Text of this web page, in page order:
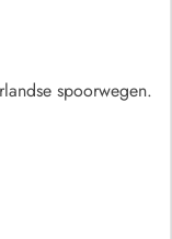
spoorwegen.